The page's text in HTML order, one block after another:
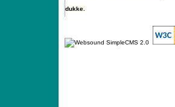
dukke.